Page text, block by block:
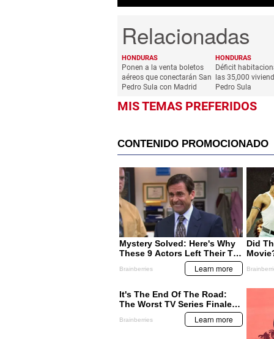
HONDURAS
Ponen a la venta boletos
aéreos que conectarán San
Pedro Sula con Madrid
HONDURAS
Déficit
las 35,000
Pedro Sula
MIS TEMAS PREFERIDOS